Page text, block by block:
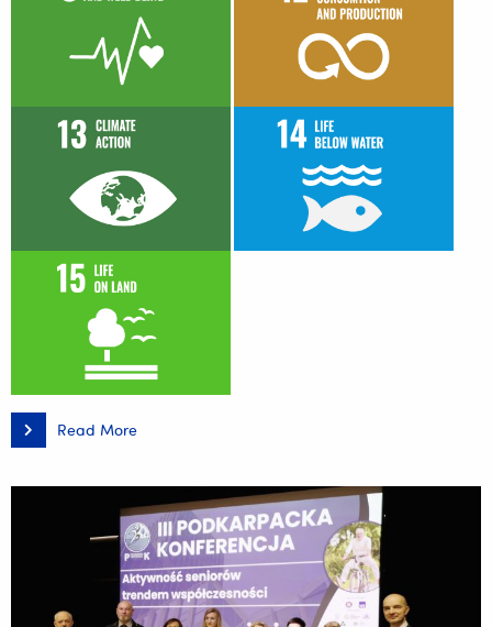
Read More
Relacja
z
konferencji
perspectives”,